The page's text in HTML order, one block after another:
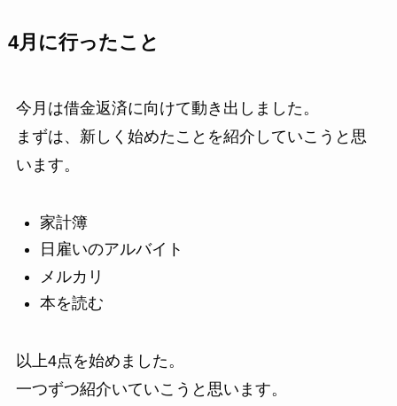
4月に行ったこと
今月は借金返済に向けて動き出しました。
まずは、新しく始めたことを紹介していこうと思
います。
家計簿
日雇いのアルバイト
メルカリ
本を読む
以上4点を始めました。
一つずつ紹介いていこうと思います。